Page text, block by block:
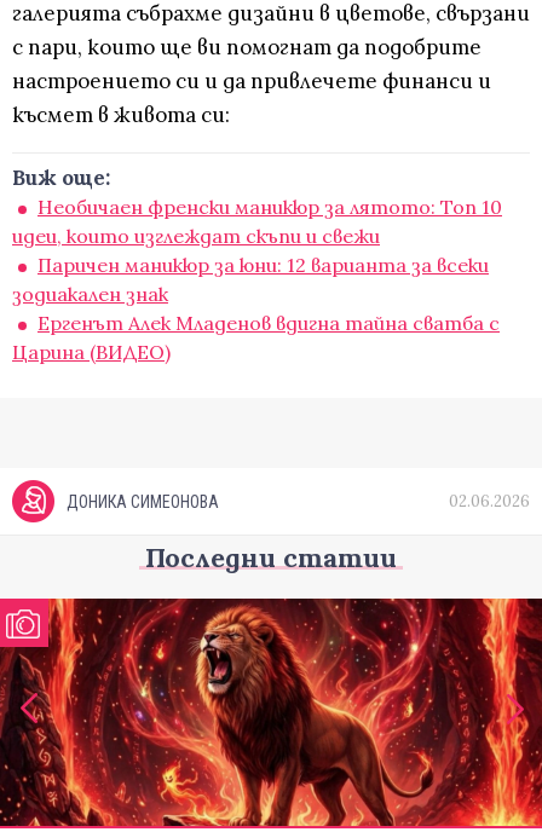
галерията събрахме дизайни в цветове, свързани
с пари, които ще ви помогнат да подобрите
настроението си и да привлечете финанси и
късмет в живота си:
Виж още:
Необичаен френски маникюр за лятото: Топ 10
идеи, които изглеждат скъпи и свежи
Паричен маникюр за юни: 12 варианта за всеки
зодиакален знак
Ергенът Алек Младенов вдигна тайна сватба с
Царина (ВИДЕО)
ДОНИКА СИМЕОНОВА 02.06.2026
Последни статии